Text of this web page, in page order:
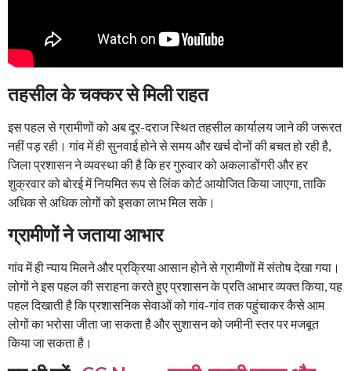
तहसील के चक्कर से मिली राहत
इस पहल से ग्रामीणों को अब दूर-दराज स्थित तहसील कार्यालय जाने की जरूरत
नहीं पड़ रही। गांव में ही सुनवाई होने से समय और खर्च दोनों की बचत हो रही है,
जिला प्रशासन ने व्यवस्था की है कि हर गुरुवार को अकलाडोंगरी और हर
शुक्रवार को बोरई में नियमित रूप से लिंक कोर्ट आयोजित किया जाएगा, ताकि
अधिक से अधिक लोगों को इसका लाभ मिल सके।
ग्रामीणों ने जताया आभार
गांव में ही न्याय मिलने और प्रक्रिया आसान होने से ग्रामीणों में संतोष देखा गया।
लोगों ने इस पहल की सराहना करते हुए प्रशासन के प्रति आभार व्यक्त किया, यह
पहल दिखाती है कि प्रशासनिक सेवाओं को गांव-गांव तक पहुंचाकर कैसे आम
लोगों का भरोसा जीता जा सकता है और सुशासन को जमीनी स्तर पर मजबूत
किया जा सकता है।